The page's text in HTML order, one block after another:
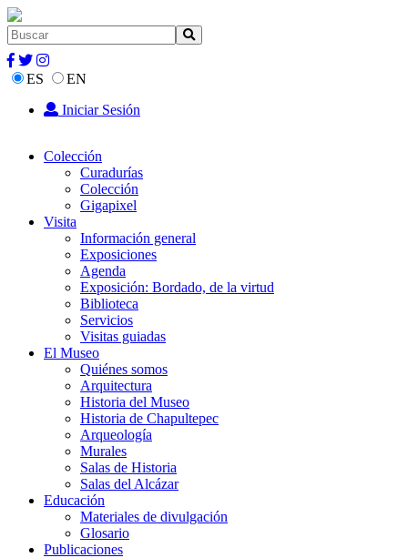
ES
EN
Iniciar Sesión
Colección
Curadurías
Colección
Gigapixel
Visita
Información general
Exposiciones
Agenda
Exposición: Bordado, de la virtud
Biblioteca
Servicios
Visitas guiadas
El Museo
Quiénes somos
Arquitectura
Historia del Museo
Historia de Chapultepec
Arqueología
Murales
Salas de Historia
Salas del Alcázar
Educación
Materiales de divulgación
Glosario
Publicaciones